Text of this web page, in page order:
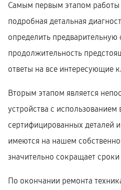
Самым первым этапом работы
подробная детальная
определить предварительную
продолжительность
ответы на все интересующие
Вторым этапом является
устройства с
сертифицированных деталей
имеются на нашем
значительно сокращает сроки
По окончании ремонта